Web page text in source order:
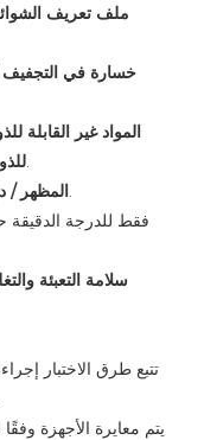
ملف تعريف
خسارة في
المواد غير القابلة
— مؤشر نظافة العملية.
المظهر /— التوافق البصري للمواصفات.
سلامة التعبئة
تتبع طرق الاختبار
يتم معايرة الأجهزة وفقًا